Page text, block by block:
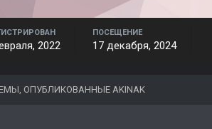
2022
ПОСЕЩЕНИЕ
17 декабря, 2024
ОПУБЛИКОВАННЫЕ AKINAK